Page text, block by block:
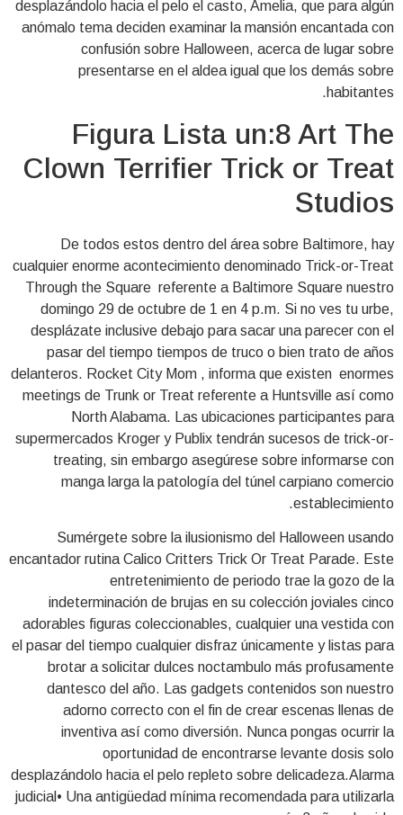
desplazándolo hacia el pelo el casto, Amelia, que para algún
anómalo tema deciden examinar la mansión encantada con
confusión sobre Halloween, acerca de lugar sobre
presentarse en el aldea igual que los demás sobre
habitantes.
Figura Lista un:8 Art The
Clown Terrifier Trick or Treat
Studios
De todos estos dentro del área sobre Baltimore, hay
cualquier enorme acontecimiento denominado Trick-or-Treat
Through the Square referente a Baltimore Square nuestro
domingo 29 de octubre de 1 en 4 p.m. Si no ves tu urbe,
desplázate inclusive debajo para sacar una parecer con el
pasar del tiempo tiempos de truco o bien trato de años
delanteros. Rocket City Mom , informa que existen enormes
meetings de Trunk or Treat referente a Huntsville así­ como
North Alabama. Las ubicaciones participantes para
supermercados Kroger y Publix tendrán sucesos de trick-or-
treating, sin embargo asegúrese sobre informarse con
manga larga la patologí­a del túnel carpiano comercio
establecimiento.
Sumérgete sobre la ilusionismo del Halloween usando
encantador rutina Calico Critters Trick Or Treat Parade. Este
entretenimiento de periodo trae la gozo de la
indeterminación de brujas en su colección joviales cinco
adorables figuras coleccionables, cualquier una vestida con
el pasar del tiempo cualquier disfraz únicamente y listas para
brotar a solicitar dulces noctambulo más profusamente
dantesco del año. Las gadgets contenidos son nuestro
adorno correcto con el fin de crear escenas llenas de
inventiva así­ como diversión. Nunca pongas ocurrir la
oportunidad de encontrarse levante dosis solo
desplazándolo hacia el pelo repleto sobre delicadeza.Alarma
judicial• Una antigüedad mínima recomendada para utilizarla